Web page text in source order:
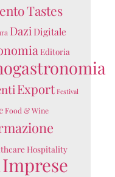
Tastes
Dazi Digitale
Editoria
Export Festival
Food & Wine
Hospitality
Imprese